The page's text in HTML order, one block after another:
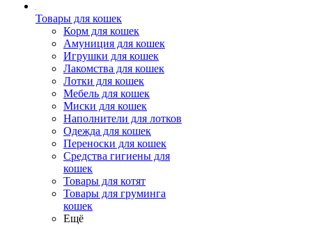
Товары для кошек
Корм для кошек
Амуниция для кошек
Игрушки для кошек
Лакомства для кошек
Лотки для кошек
Мебель для кошек
Миски для кошек
Наполнители для лотков
Одежда для кошек
Переноски для кошек
Средства гигиены для
кошек
Товары для котят
Товары для груминга
кошек
Ещё